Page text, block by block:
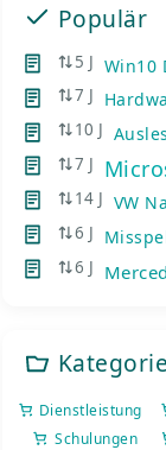
Populär
5 J Win10
7 J
10 J
7 J
14 J VW
6 J
6 J
Dienstleistung
Schulungen